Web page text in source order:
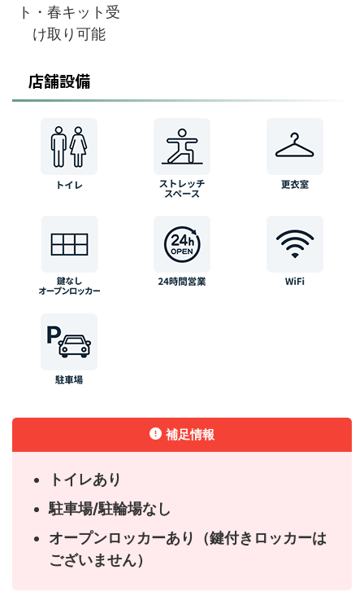
ト・春キット受
け取り可能
店舗設備
補足情報
トイレあり
駐車場/駐輪場なし
オープンロッカーあり（鍵付きロッカーは
ございません）